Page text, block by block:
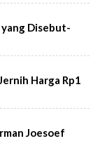
yang Disebut-
Harga Rp1
Joesoef